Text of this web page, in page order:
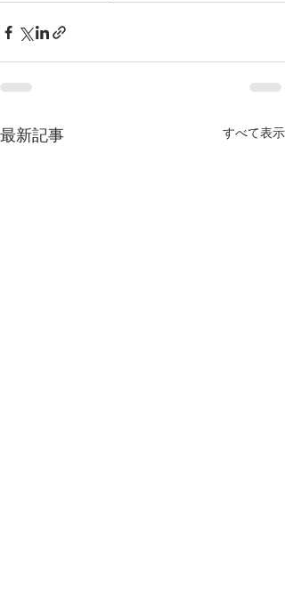
最新記事 すべて表示